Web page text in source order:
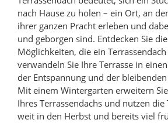
nach Hause zu holen – ein Ort, an
ihrer ganzen Pracht erleben und
und geborgen sind. Entdecken Sie
Möglichkeiten, die ein
verwandeln Sie Ihre Terrasse in
der Entspannung und der
Mit einem Wintergarten erweitern
Ihres Terrassendachs und nutzen
weit in den Herbst und bereits viel